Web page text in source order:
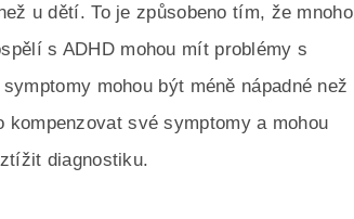
u dětí. To je způsobeno tím, že mnoho
s ADHD mohou mít problémy s
mohou být méně nápadné než
své symptomy a mohou
diagnostiku.